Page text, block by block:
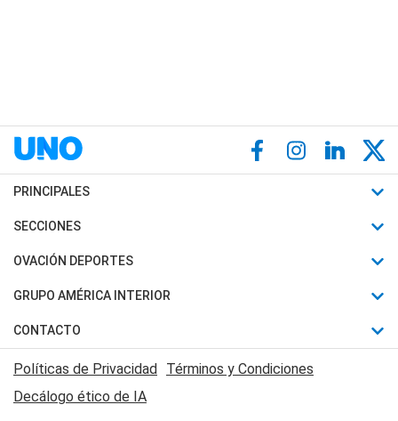
PRINCIPALES
Últimas Noticias
Política
Judiciales
Economia
SECCIONES
Horóscopo
Motores
Trucos caseros
Series y Películas
Edictos y Solicitadas
OVACIÓN DEPORTES
Fútbol
Mundial
Automovilismo
Rugby
GRUPO AMÉRICA INTERIOR
Canal 7 en Vivo
CONTACTO
Acerca de Nosotros
Contactanos
Políticas de Privacidad Términos y Condiciones
Decálogo ético de IA